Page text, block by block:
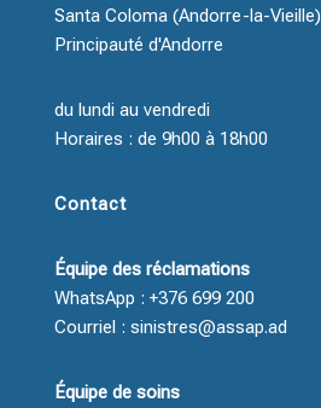
Santa Coloma (Andorre-la-Vieille)
Principauté d'Andorre
du lundi au vendredi
Horaires : de 9h00 à 18h00
Contact
Équipe des réclamations
WhatsApp : +376 699 200
Courriel : sinistres@assap.ad
Équipe de soins